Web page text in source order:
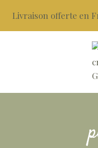
contenu
Livraison offerte en